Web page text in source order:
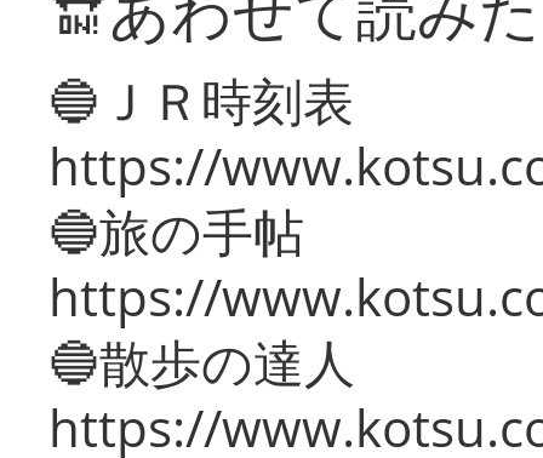
🔵ＪＲ時刻表
https://
🔵旅の手帖
https://
🔵散歩の達人
https://